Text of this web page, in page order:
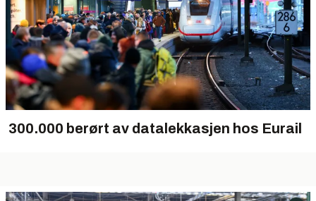
300.000 berørt av datalekkasjen hos Eurail